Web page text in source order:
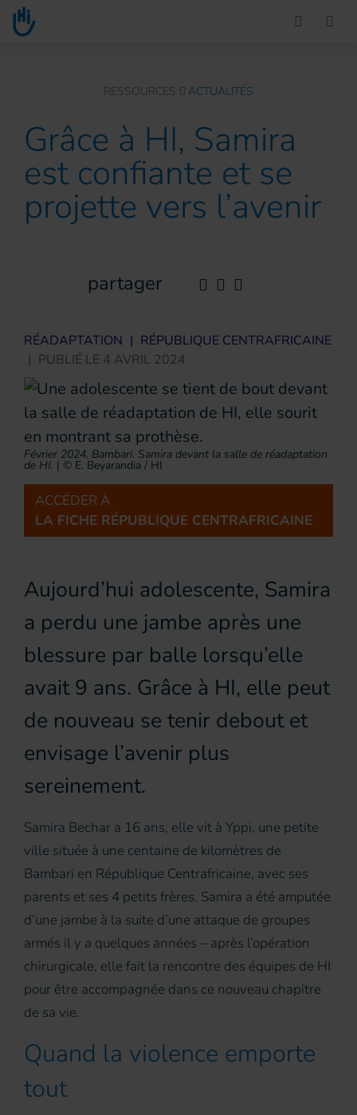
Go to main content
You are here :RESSOURCES ACTUALITÉS
Grâce à HI, Samira
est confiante et se
projette vers l’avenir
partager
RÉADAPTATION | RÉPUBLIQUE CENTRAFRICAINE
| PUBLIÉ LE 4 AVRIL 2024
Février 2024, Bambari. Samira devant la salle de réadaptation
de HI. | © E. Beyarandia / HI
ACCÉDER À
LA FICHE RÉPUBLIQUE CENTRAFRICAINE
Aujourd’hui adolescente, Samira
a perdu une jambe après une
blessure par balle lorsqu’elle
avait 9 ans. Grâce à HI, elle peut
de nouveau se tenir debout et
envisage l’avenir plus
sereinement.
Samira Bechar a 16 ans, elle vit à Yppi, une petite
ville située à une centaine de kilomètres de
Bambari en République Centrafricaine, avec ses
parents et ses 4 petits frères. Samira a été amputée
d’une jambe à la suite d’une attaque de groupes
armés il y a quelques années – après l’opération
chirurgicale, elle fait la rencontre des équipes de HI
pour être accompagnée dans ce nouveau chapitre
de sa vie.
Quand la violence emporte
tout